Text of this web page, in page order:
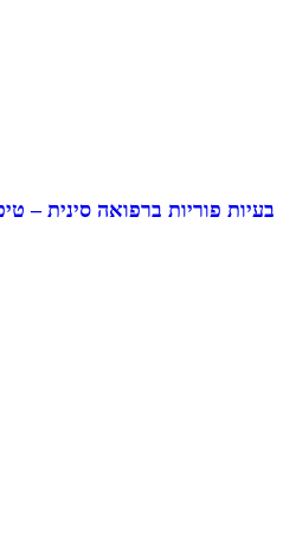
בעיות פוריות ברפואה סינית –